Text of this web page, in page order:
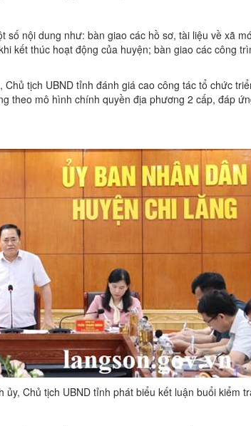
số nội dung như: bàn giao các hồ sơ, tài liệu về xã
kết thúc hoạt động của huyện; bàn giao các công
tịch UBND tỉnh đánh giá cao công tác tổ chức
theo mô hình chính quyền địa phương 2 cấp, đáp
Chủ tịch UBND tỉnh phát biểu kết luận buổi kiểm